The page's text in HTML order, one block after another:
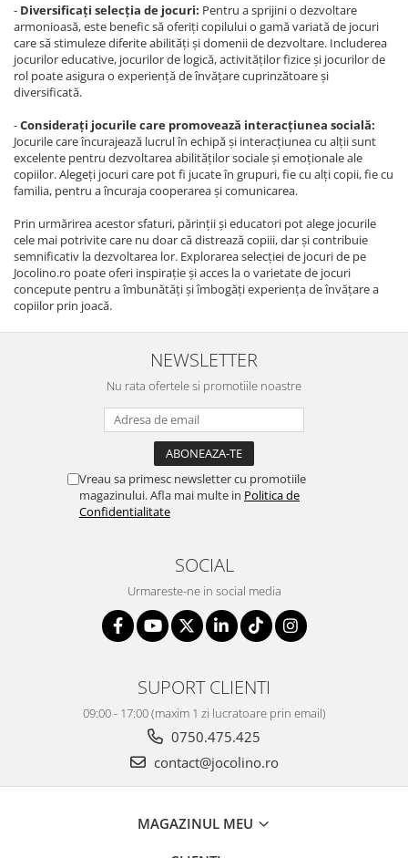
- Diversificați selecția de jocuri: Pentru a sprijini o dezvoltare
armonioasă, este benefic să oferiți copilului o gamă variată de jocuri
care să stimuleze diferite abilități și domenii de dezvoltare. Includerea
jocurilor educative, jocurilor de logică, activităților fizice și jocurilor de
rol poate asigura o experiență de învățare cuprinzătoare și
diversificată.
-Considerați jocurile care promovează interacțiunea socială:
Jocurile care încurajează lucrul în echipă și interacțiunea cu alții sunt
excelente pentru dezvoltarea abilităților sociale și emoționale ale
copiilor. Alegeți jocuri care pot fi jucate în grupuri, fie cu alți copii, fie cu
familia, pentru a încuraja cooperarea și comunicarea.
Prin urmărirea acestor sfaturi, părinții și educatori pot alege jocurile
cele mai potrivite care nu doar că distrează copiii, dar și contribuie
semnificativ la dezvoltarea lor. Explorarea selecției de jocuri de pe
Jocolino.ro poate oferi inspirație și acces la o varietate de jocuri
concepute pentru a îmbunătăți și îmbogăți experiența de învățare a
copiilor prin joacă.
NEWSLETTER
Nu rata ofertele si promotiile noastre
Vreau sa primesc newsletter cu promotiile
magazinului. Afla mai multe in Politica de
Confidentialitate
SOCIAL
Urmareste-ne in social media
SUPORT CLIENTI
09:00 - 17:00 (maxim 1 zi lucratoare prin email)
0750.475.425
contact@jocolino.ro
MAGAZINUL MEU